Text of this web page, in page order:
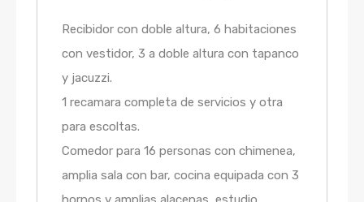
Recibidor con doble altura, 6 habitaciones
con vestidor, 3 a doble altura con tapanco
y jacuzzi.
1 recamara completa de servicios y otra
para escoltas.
Comedor para 16 personas con chimenea,
amplia sala con bar, cocina equipada con 3